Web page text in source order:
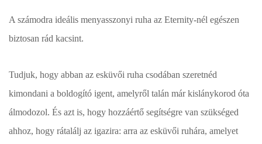
A számodra ideális menyasszonyi ruha az Eternity-nél egészen
biztosan rád kacsint.
Tudjuk, hogy abban az esküvői ruha csodában szeretnéd
kimondani a boldogító igent, amelyről talán már kislánykorod óta
álmodozol. És azt is, hogy hozzáértő segítségre van szükséged
ahhoz, hogy rátalálj az igazira: arra az esküvői ruhára, amelyet